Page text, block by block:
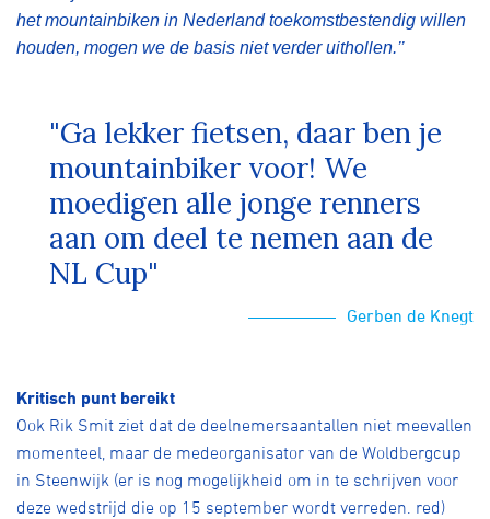
het mountainbiken in Nederland toekomstbestendig willen
houden, mogen we de basis niet verder uithollen.’’
"Ga lekker fietsen, daar ben je
mountainbiker voor! We
moedigen alle jonge renners
aan om deel te nemen aan de
NL Cup"
Gerben de Knegt
Kritisch punt bereikt
Ook Rik Smit ziet dat de deelnemersaantallen niet meevallen
momenteel, maar de medeorganisator van de Woldbergcup
in Steenwijk (er is nog mogelijkheid om in te schrijven voor
deze wedstrijd die op 15 september wordt verreden. red)